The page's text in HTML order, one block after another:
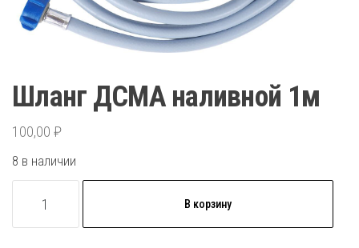
Шланг ДСМА наливной 1м
100,00 ₽
8 в наличии
товара
В корзину